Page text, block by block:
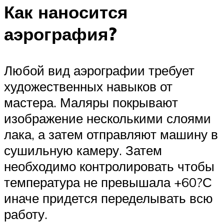
Как наносится
аэрография?
Любой вид аэрографии требует
художественных навыков от
мастера. Маляры покрывают
изображение несколькими слоями
лака, а затем отправляют машину в
сушильную камеру. Затем
необходимо контролировать чтобы
температура не превышала +60?С
иначе придется переделывать всю
работу.